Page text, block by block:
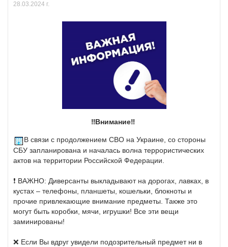
28.03.2024 г.
‼️Внимание‼️
В связи с продолжением СВО на Украине, со стороны
СБУ запланирована и началась волна террористических
актов на территории Российской Федерации.
❗️ ВАЖНО: Диверсанты выкладывают на дорогах, лавках, в
кустах – телефоны, планшеты, кошельки, блокноты и
прочие привлекающие внимание предметы. Также это
могут быть коробки, мячи, игрушки! Все эти вещи
заминированы!
❌ Если Вы вдруг увидели подозрительный предмет ни в